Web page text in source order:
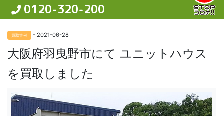
0120-320-200
買取実例 - 2021-06-28
大阪府羽曳野市にて ユニットハウス
を買取しました